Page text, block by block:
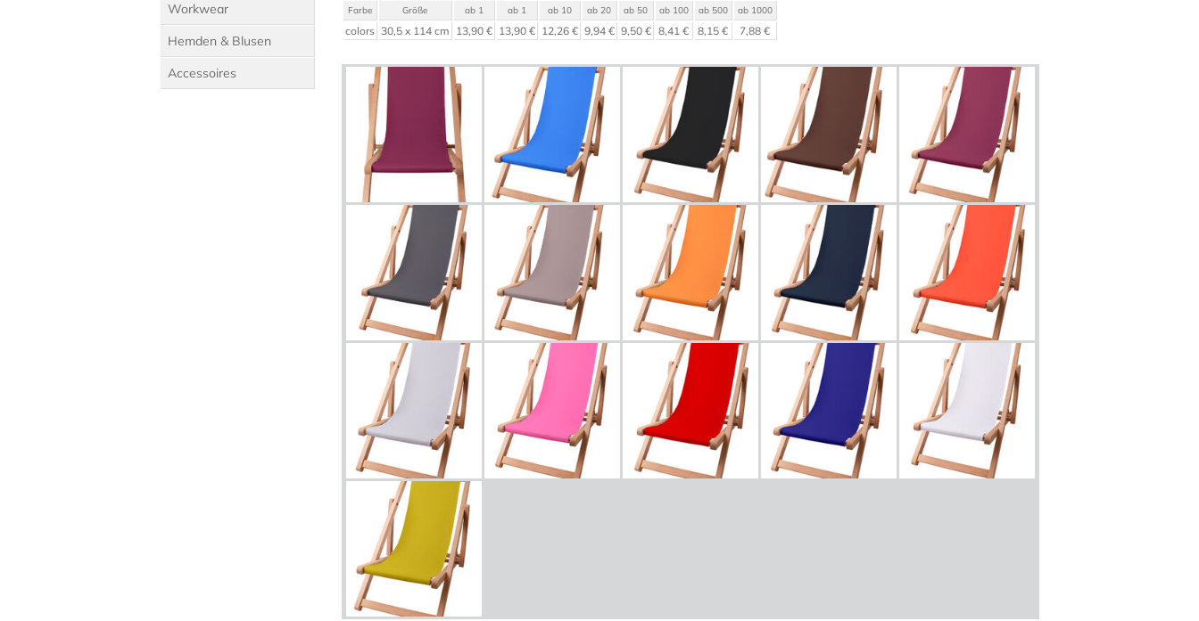
Workwear
Hemden & Blusen
Accessoires
Farbe Größe ab 1 ab 1 ab 10 ab 20 ab 50 ab 100 ab 500 ab 1000
colors 30,5 x 114 cm 13,90 € 13,90 € 12,26 € 9,94 € 9,50 € 8,41 € 8,15 € 7,88 €